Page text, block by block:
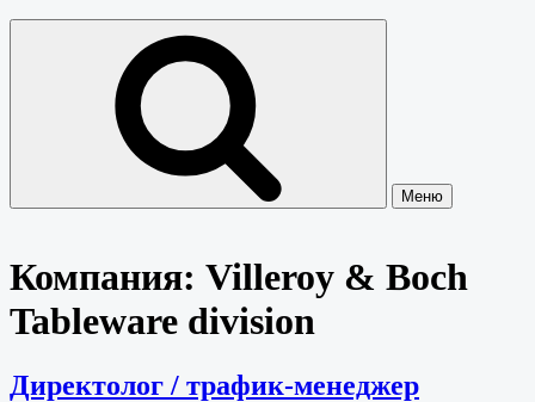
Меню
Компания: Villeroy & Boch
Tableware division
Директолог / трафик-менеджер